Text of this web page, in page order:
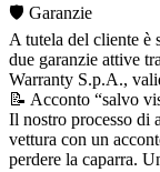
🛡️ Garanzie
A tutela del cliente è
due garanzie attive
Warranty S.p.A.,
📝 Acconto “salvo
Il nostro processo di
vettura con un
perdere la caparra.